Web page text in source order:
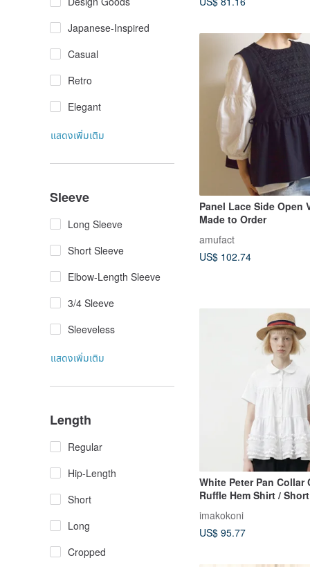
Japanese-Inspired
Casual
Retro
Elegant
แสดงเพิ่มเติม
Sleeve
Long Sleeve
Short Sleeve
Elbow-Length Sleeve
3/4 Sleeve
Sleeveless
แสดงเพิ่มเติม
Length
Regular
Hip-Length
Short
Long
Cropped
Panel Lace Side Open
Made to Order
amufact
US$ 102.74
White Peter Pan Collar
Ruffle Hem Shirt /
imakokoni
US$ 95.77